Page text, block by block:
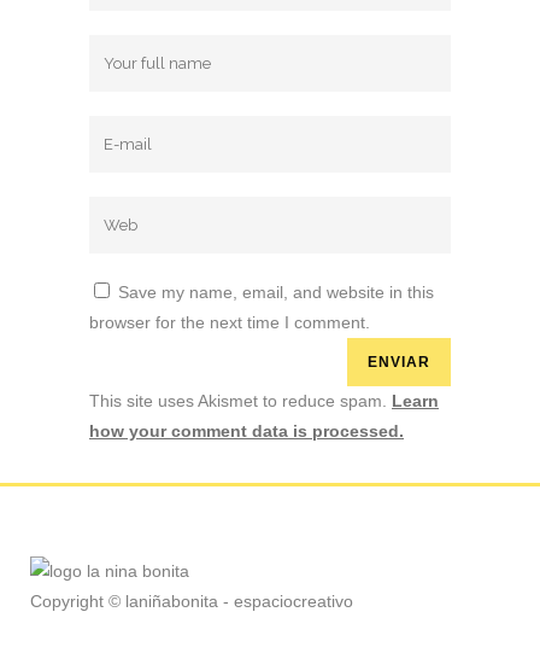
Save my name, email, and website in this
browser for the next time I comment.
This site uses Akismet to reduce spam. Learn
how your comment data is processed.
Copyright © laniñabonita - espaciocreativo